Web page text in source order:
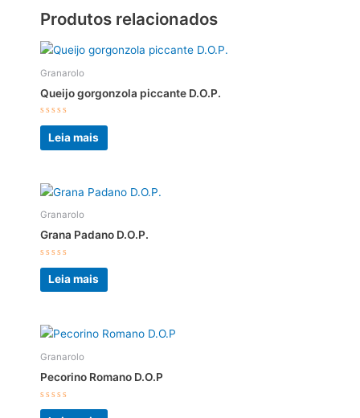
Produtos relacionados
Granarolo
Queijo gorgonzola piccante D.O.P.
Avaliação
de
5
Leia mais
Granarolo
Grana Padano D.O.P.
Avaliação
de
5
Leia mais
Granarolo
Pecorino Romano D.O.P
Avaliação